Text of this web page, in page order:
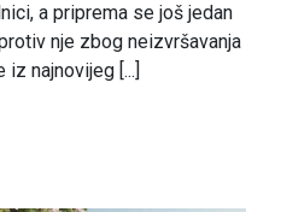
a priprema se još jedan
nje zbog neizvršavanja
najnovijeg [...]